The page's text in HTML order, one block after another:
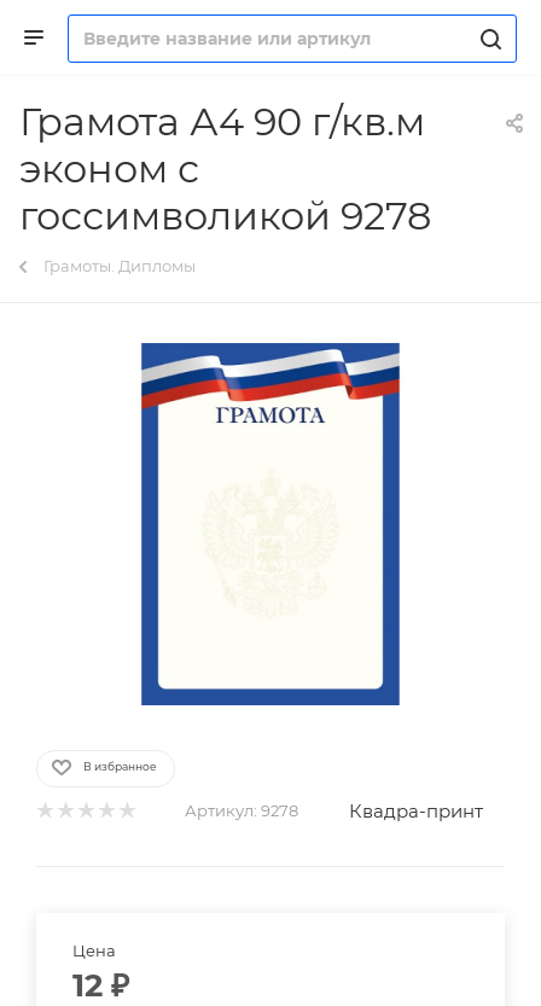
Грамота А4 90 г/кв.м
эконом с
госсимволикой 9278
Грамоты. Дипломы
В избранное
Артикул: 9278 Квадра-принт
Цена
12 ₽